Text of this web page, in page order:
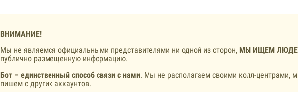
ВНИМАНИЕ!
Мы не являемся официальными представителями ни одной из сторон, МЫ ИЩЕМ
публично размещенную информацию.
Бот – единственный способ связи с нами. Мы не располагаем своими колл-центрами,
пишем с других аккаунтов.